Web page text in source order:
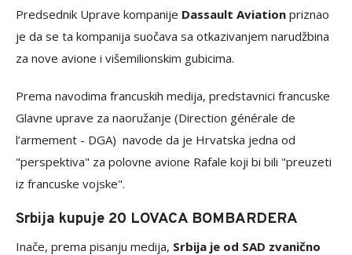
Predsednik Uprave kompanije Dassault Aviation priznao
je da se ta kompanija suočava sa otkazivanjem narudžbina
za nove avione i višemilionskim gubicima.
Prema navodima francuskih medija, predstavnici francuske
Glavne uprave za naoružanje (Direction générale de
l’armement - DGA) navode da je Hrvatska jedna od
"perspektiva" za polovne avione Rafale koji bi bili "preuzeti
iz francuske vojske".
Srbija kupuje 20 LOVACA BOMBARDERA
Inače, prema pisanju medija, Srbija je od SAD zvanično